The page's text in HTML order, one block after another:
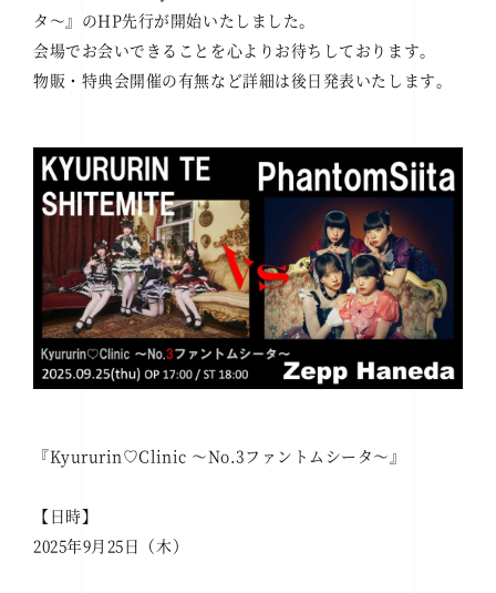
タ～』のHP先行が開始いたしました。
会場でお会いできることを心よりお待ちしております。
物販・特典会開催の有無など詳細は後日発表いたします。
『Kyururin♡Clinic ～No.3ファントムシータ～』
【日時】
2025年9月25日（木）